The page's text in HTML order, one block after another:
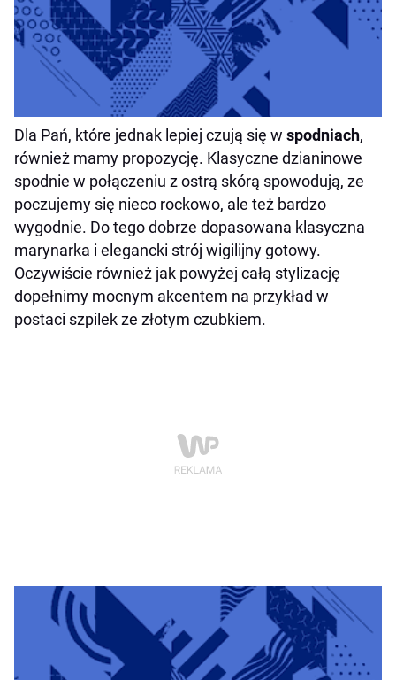
Dla Pań, które jednak lepiej czują się w spodniach,
również mamy propozycję. Klasyczne dzianinowe
spodnie w połączeniu z ostrą skórą spowodują, ze
poczujemy się nieco rockowo, ale też bardzo
wygodnie. Do tego dobrze dopasowana klasyczna
marynarka i elegancki strój wigilijny gotowy.
Oczywiście również jak powyżej całą stylizację
dopełnimy mocnym akcentem na przykład w
postaci szpilek ze złotym czubkiem.